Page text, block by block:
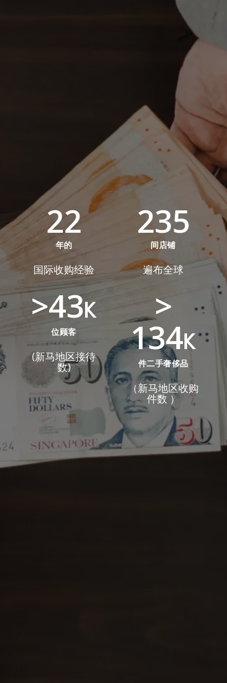
22
年的
国际收购经验
235
间店铺
遍布全球
>43
位顾客
(新马地区接待
数)
>
134
件二手奢侈品
（新马地区收购
件数 ）